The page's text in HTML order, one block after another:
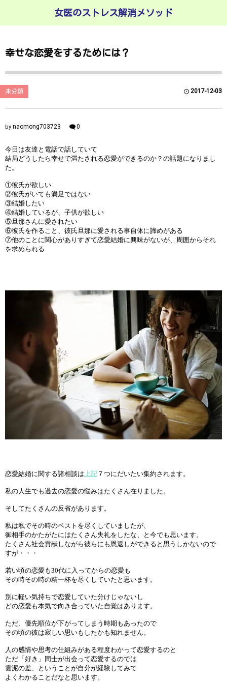
女医のストレス解消メソッド
幸せな恋愛をするためには？
未分類 2017-12-03
by naomong703723 0
今日は友達と電話で話していて
結局どうしたら幸せで満たされる恋愛ができるのか？の話題になりまし
た。
①彼氏が欲しい
②彼氏がいても満足ではない
③結婚したい
④結婚しているが、子供が欲しい
⑤旦那さんに愛されたい
⑥彼氏を作ること、彼氏旦那に愛される事自体に諦めがある
⑦他のことに関心がありすぎて恋愛結婚に興味がないが、周囲からそれ
を求められる
恋愛結婚に関する諸相談は上記７つにだいたい集約されます。
私の人生でも過去の恋愛の悩みはたくさん在りました。
そしてたくさんの反省があります。
私は私でその時のベストを尽くしていましたが、
御相手のかたがたにはたくさん失礼をしたな、と今でも思います。
たくさん社会貢献しながら彼らにも恩返しができると思うしかないので
すが・・・
若い頃の恋愛も30代に入ってからの恋愛も
その時その時の精一杯を尽くしていたと思います。
別に軽い気持ちで恋愛していた分けじゃないし
どの恋愛も本気で向き合っていた自覚はあります。
ただ、優先順位が下がってしまう時期もあったので
その頃の彼は寂しい思いもしたかも知れません。
人の感情や思考の仕組みがある程度わかって恋愛するのと
ただ「好き」同士が出会って恋愛するのでは
雲泥の差、ということが自分が経験してみて
よくわかることだなと思います。